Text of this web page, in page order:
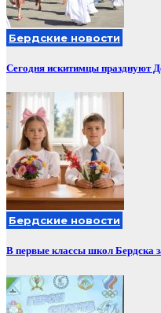
Бердские новости
Сегодня искитимцы празднуют
Бердские новости
В первые классы школ Бердска